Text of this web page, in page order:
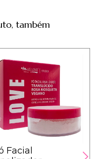
também
Facial